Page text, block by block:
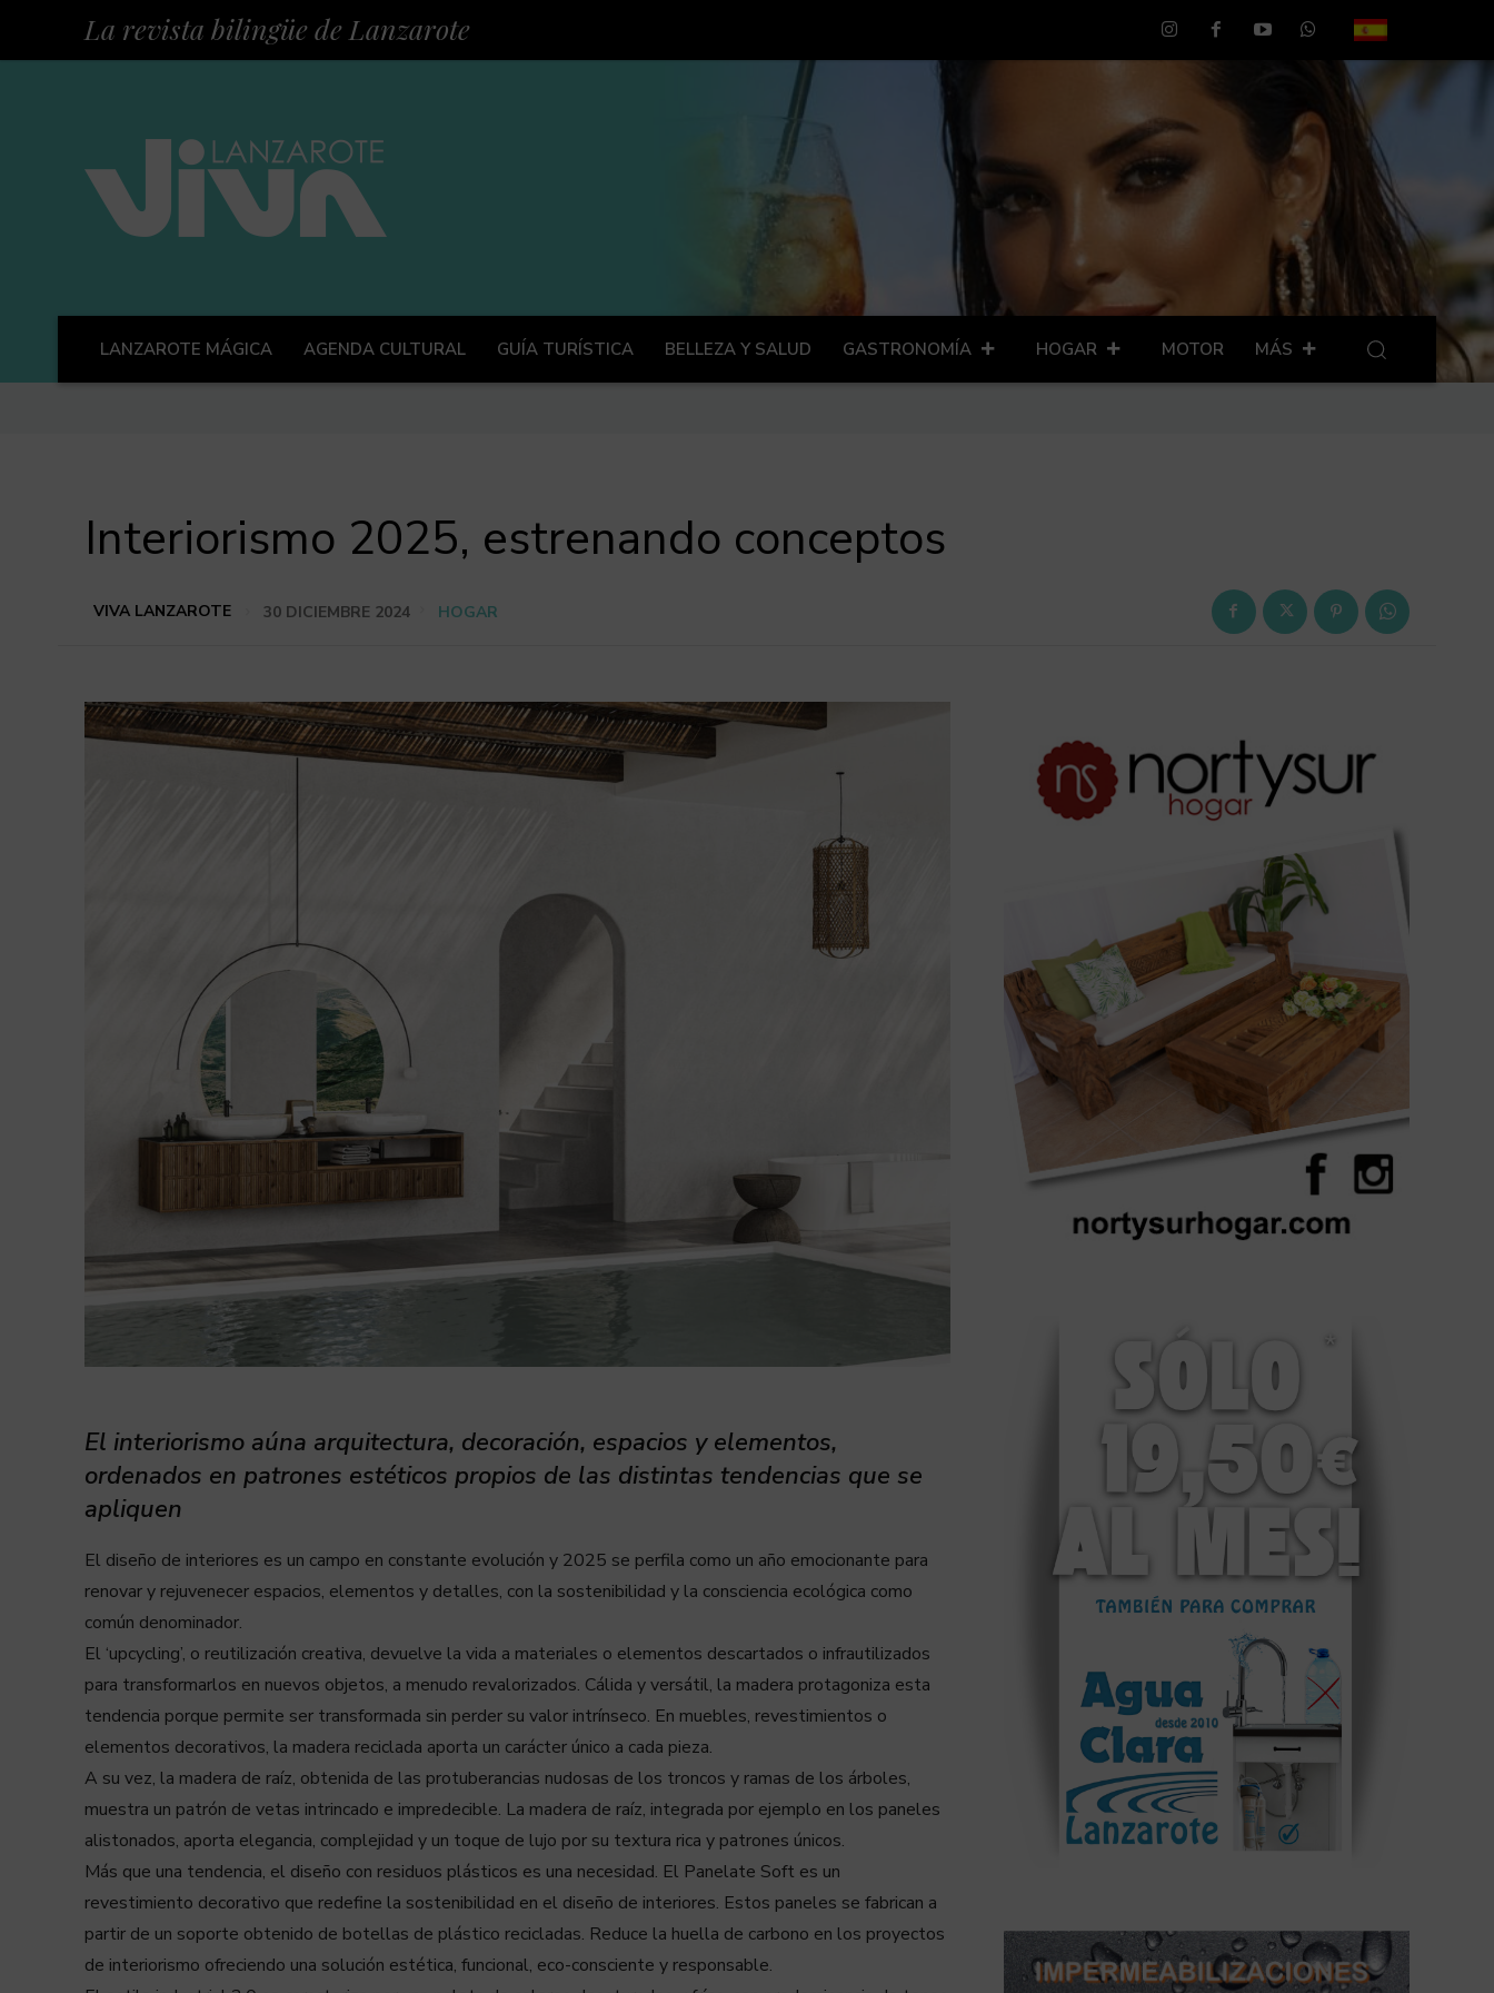
La revista bilingüe de Lanzarote
LANZAROTE MÁGICA AGENDA CULTURAL GUÍA TURÍSTICA BELLEZA Y SALUD GASTRONOMÍA HOGAR MOTOR MÁS
Interiorismo 2025, estrenando conceptos
VIVA LANZAROTE 30 DICIEMBRE 2024 HOGAR
El interiorismo aúna arquitectura, decoración, espacios y elementos,
ordenados en patrones estéticos propios de las distintas tendencias que se
apliquen
El diseño de interiores es un campo en constante evolución y 2025 se perfila como un año emocionante para
renovar y rejuvenecer espacios, elementos y detalles, con la sostenibilidad y la consciencia ecológica como
común denominador.
El ‘upcycling’, o reutilización creativa, devuelve la vida a materiales o elementos descartados o infrautilizados
para transformarlos en nuevos objetos, a menudo revalorizados. Cálida y versátil, la madera protagoniza esta
tendencia porque permite ser transformada sin perder su valor intrínseco. En muebles, revestimientos o
elementos decorativos, la madera reciclada aporta un carácter único a cada pieza.
A su vez, la madera de raíz, obtenida de las protuberancias nudosas de los troncos y ramas de los árboles,
muestra un patrón de vetas intrincado e impredecible. La madera de raíz, integrada por ejemplo en los paneles
alistonados, aporta elegancia, complejidad y un toque de lujo por su textura rica y patrones únicos.
Más que una tendencia, el diseño con residuos plásticos es una necesidad. El Panelate Soft es un
revestimiento decorativo que redefine la sostenibilidad en el diseño de interiores. Estos paneles se fabrican a
partir de un soporte obtenido de botellas de plástico recicladas. Reduce la huella de carbono en los proyectos
de interiorismo ofreciendo una solución estética, funcional, eco-consciente y responsable.